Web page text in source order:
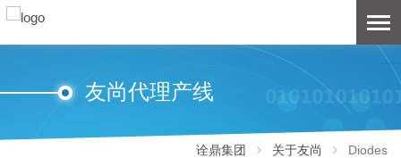
友尚代理产线
诠鼎集团 关于友尚 Diodes